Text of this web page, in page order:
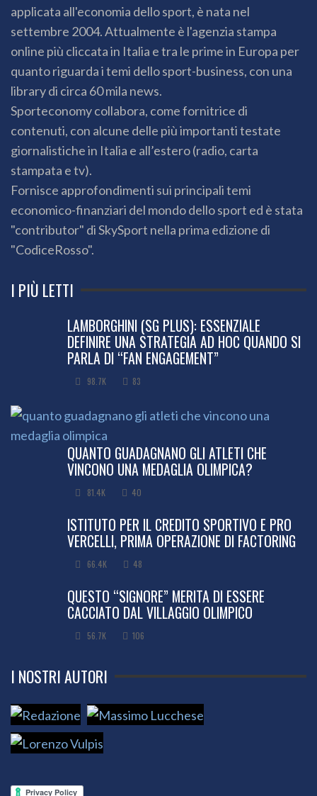
applicata all'economia dello sport, è nata nel
settembre 2004. Attualmente è l'agenzia stampa
online più cliccata in Italia e tra le prime in Europa per
quanto riguarda i temi dello sport-business, con una
library di circa 60 mila news.
Sporteconomy collabora, come fornitrice di
contenuti, con alcune delle più importanti testate
giornalistiche in Italia e all’estero (radio, carta
stampata e tv).
Fornisce approfondimenti sui principali temi
economico-finanziari del mondo dello sport ed è stata
"contributor" di SkySport nella prima edizione di
"CodiceRosso".
I PIÙ LETTI
LAMBORGHINI (SG PLUS): ESSENZIALE
DEFINIRE UNA STRATEGIA AD HOC QUANDO SI
PARLA DI “FAN ENGAGEMENT”
98.7K 83
QUANTO GUADAGNANO GLI ATLETI CHE
VINCONO UNA MEDAGLIA OLIMPICA?
81.4K 40
ISTITUTO PER IL CREDITO SPORTIVO E PRO
VERCELLI, PRIMA OPERAZIONE DI FACTORING
66.4K 48
QUESTO “SIGNORE” MERITA DI ESSERE
CACCIATO DAL VILLAGGIO OLIMPICO
56.7K 106
I NOSTRI AUTORI